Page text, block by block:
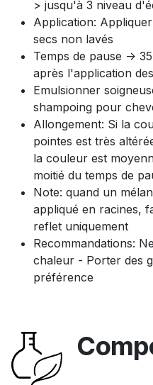
> jusqu'à 3 niveau
Application:
secs non lavés
Temps de pause ->
après l'application
Emulsionner
shampoing pour
Allongement: Si la
pointes est très
la couleur est
moitié du temps de
Note: quand un
appliqué en racines,
reflet uniquement
Recommandations:
chaleur - Porter des
préférence